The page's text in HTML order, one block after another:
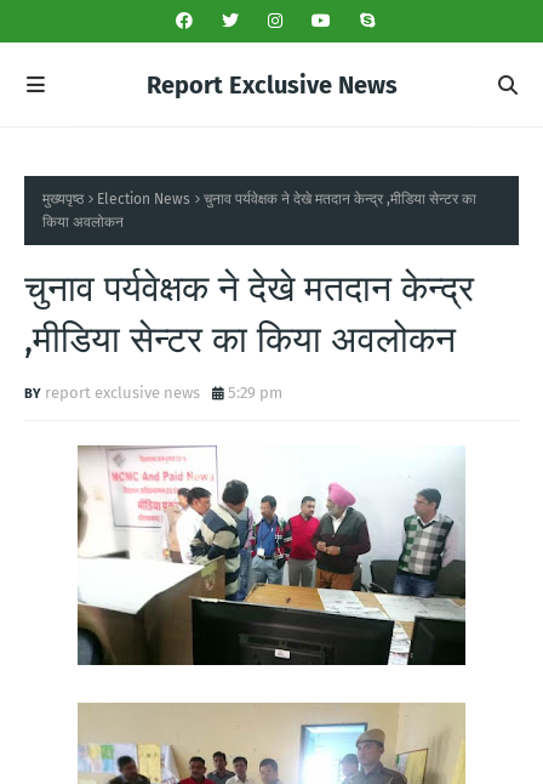
Report Exclusive News
मुख्यपृष्ठ Election News
चुनाव पर्यवेक्षक ने देखे मतदान केन्द्र ,मीडिया सेन्टर का
किया अवलोकन
चुनाव पर्यवेक्षक ने देखे मतदान केन्द्र
,मीडिया सेन्टर का किया अवलोकन
report exclusive news 5:29 pm